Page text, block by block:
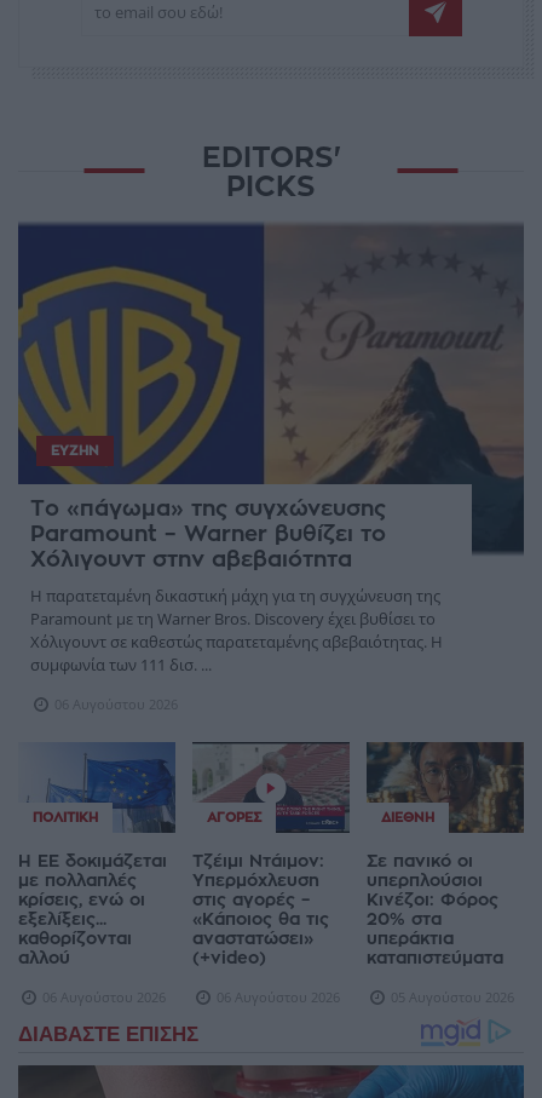
EDITORS'
PICKS
ΕΥΖΗΝ
Το «πάγωμα» της συγχώνευσης
Paramount – Warner βυθίζει το
Χόλιγουντ στην αβεβαιότητα
Η παρατεταμένη δικαστική μάχη για τη συγχώνευση της
Paramount με τη Warner Bros. Discovery έχει βυθίσει το
Χόλιγουντ σε καθεστώς παρατεταμένης αβεβαιότητας. Η
συμφωνία των 111 δισ. ...
06 Αυγούστου 2026
ΠΟΛΙΤΙΚΉ
Η ΕΕ δοκιμάζεται
με πολλαπλές
κρίσεις, ενώ οι
εξελίξεις...
καθορίζονται
αλλού
06 Αυγούστου 2026
ΑΓΟΡΈΣ
Τζέιμι Ντάιμον:
Υπερμόχλευση
στις αγορές –
«Κάποιος θα τις
αναστατώσει»
(+video)
06 Αυγούστου 2026
ΔΙΕΘΝΉ
Σε πανικό οι
υπερπλούσιοι
Κινέζοι: Φόρος
20% στα
υπεράκτια
καταπιστεύματα
05 Αυγούστου 2026